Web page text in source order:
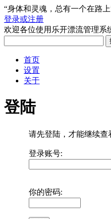
“身体和灵魂，总有一个在路上
登录或注册
欢迎各位使用乐开漂流管理系
首页
设置
关于
登陆
请先登陆，才能继续查
登录账号:
你的密码: